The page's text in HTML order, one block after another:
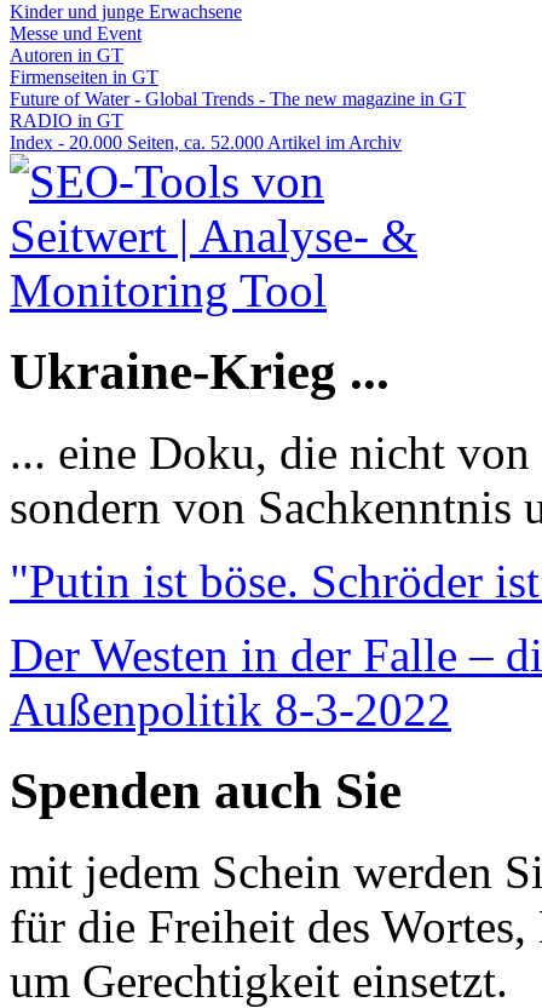
Kinder und junge Erwachsene
Messe und Event
Autoren in GT
Firmenseiten in GT
Future of Water - Global Trends - The new magazine in GT
RADIO in GT
Index - 20.000 Seiten, ca. 52.000 Artikel im Archiv
Ukraine-Krieg ...
... eine Doku, die nicht
sondern von Sachkenntnis
"Putin ist böse. Schröder
Der Westen in der Falle –
Außenpolitik 8-3-2022
Spenden auch Sie
mit jedem Schein werden
für die Freiheit des
um Gerechtigkeit einsetzt.